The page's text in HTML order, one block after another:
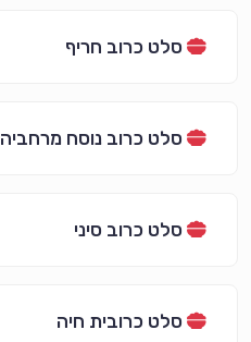
סלט כרוב חריף
סלט כרוב נוסח מרחביה
סלט כרוב סיני
סלט כרובית חיה